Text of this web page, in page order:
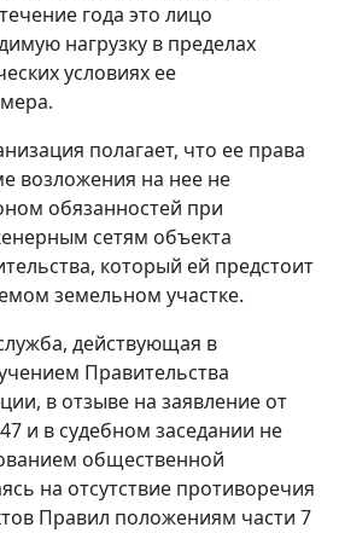
года это лицо
нагрузку в пределах
условиях ее
полагает, что ее права
возложения на нее не
обязанностей при
сетям объекта
который ей предстоит
земельном участке.
действующая в
Правительства
в отзыве на заявление от
и в судебном заседании не
общественной
на отсутствие противоречия
Правил положениям части 7